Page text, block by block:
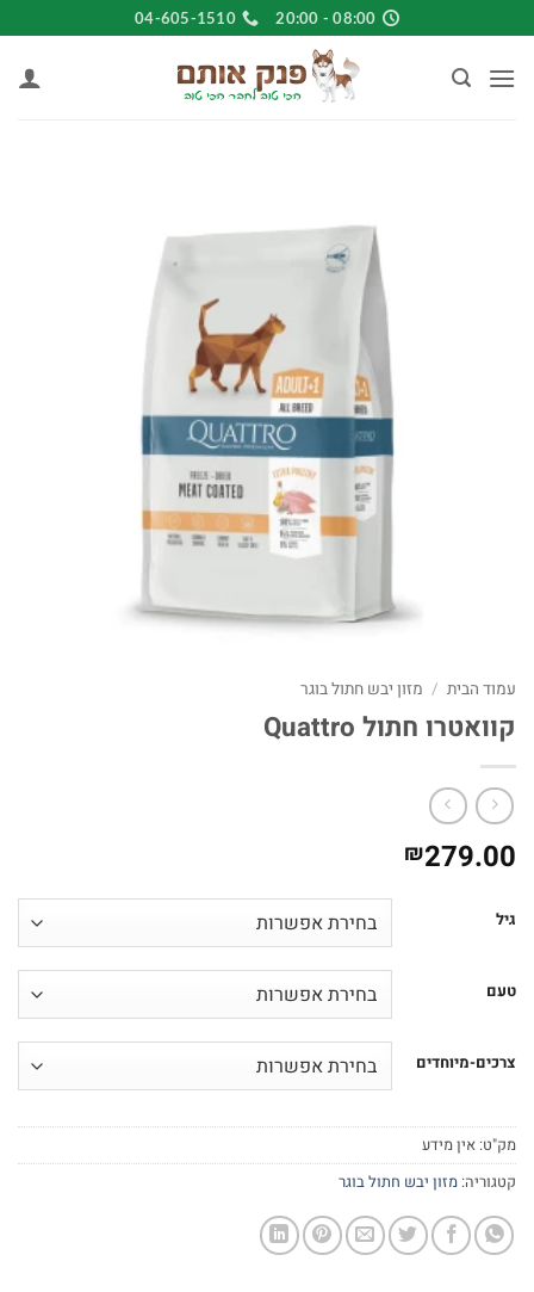
to
content
08:00 - 20:00
04-605-1510
עמוד הבית / מזון יבש חתול בוגר
קוואטרו חתול Quattro
₪279.00
גיל
טעם
צרכים-מיוחדים
מק"ט: אין מידע
קטגוריה: מזון יבש חתול בוגר